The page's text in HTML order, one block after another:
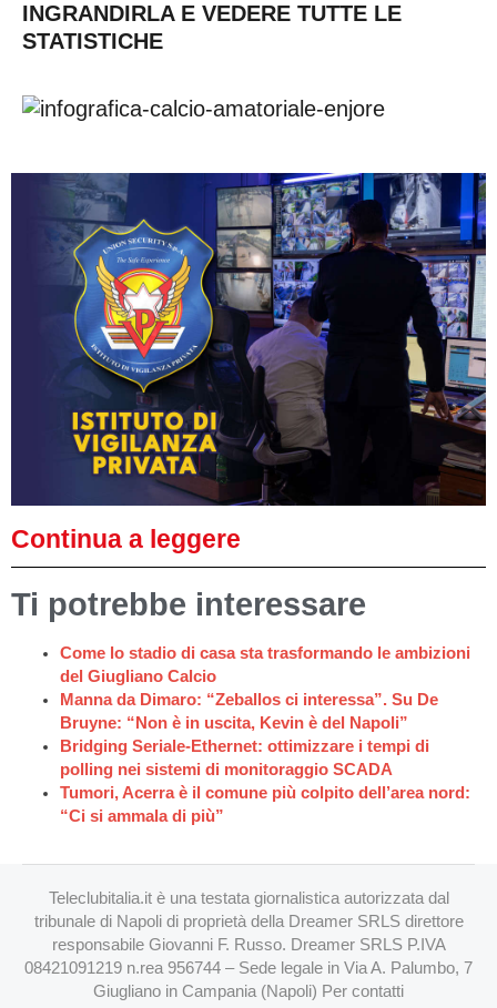
INGRANDIRLA E VEDERE TUTTE LE
STATISTICHE
Continua a leggere
Ti potrebbe interessare
Come lo stadio di casa sta trasformando le ambizioni
del Giugliano Calcio
Manna da Dimaro: “Zeballos ci interessa”. Su De
Bruyne: “Non è in uscita, Kevin è del Napoli”
Bridging Seriale-Ethernet: ottimizzare i tempi di
polling nei sistemi di monitoraggio SCADA
Tumori, Acerra è il comune più colpito dell’area nord:
“Ci si ammala di più”
Teleclubitalia.it è una testata giornalistica autorizzata dal
tribunale di Napoli di proprietà della Dreamer SRLS direttore
responsabile Giovanni F. Russo. Dreamer SRLS P.IVA
08421091219 n.rea 956744 – Sede legale in Via A. Palumbo, 7
Giugliano in Campania (Napoli) Per contatti